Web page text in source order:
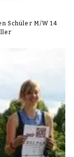
Schüler M/W 14